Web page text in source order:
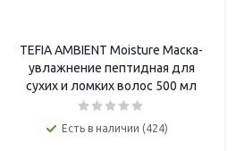
TEFIA AMBIENT Moisture Маска-
увлажнение пептидная для
сухих и ломких волос 500 мл
Есть в наличии (424)